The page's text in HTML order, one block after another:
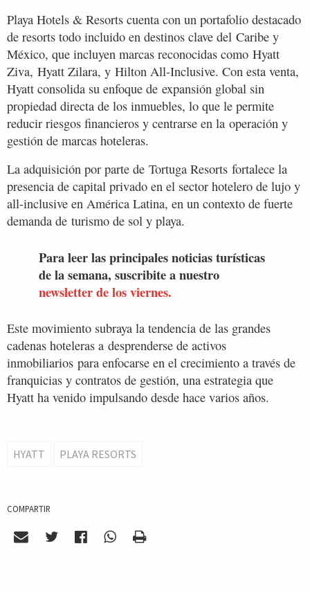
Playa Hotels & Resorts cuenta con un portafolio destacado
de resorts todo incluido en destinos clave del Caribe y
México, que incluyen marcas reconocidas como Hyatt
Ziva, Hyatt Zilara, y Hilton All-Inclusive. Con esta venta,
Hyatt consolida su enfoque de expansión global sin
propiedad directa de los inmuebles, lo que le permite
reducir riesgos financieros y centrarse en la operación y
gestión de marcas hoteleras.
La adquisición por parte de Tortuga Resorts fortalece la
presencia de capital privado en el sector hotelero de lujo y
all-inclusive en América Latina, en un contexto de fuerte
demanda de turismo de sol y playa.
Para leer las principales noticias turísticas
de la semana, suscribite a nuestro
newsletter de los viernes.
Este movimiento subraya la tendencia de las grandes
cadenas hoteleras a desprenderse de activos
inmobiliarios para enfocarse en el crecimiento a través de
franquicias y contratos de gestión, una estrategia que
Hyatt ha venido impulsando desde hace varios años.
HYATT PLAYA RESORTS
COMPARTIR